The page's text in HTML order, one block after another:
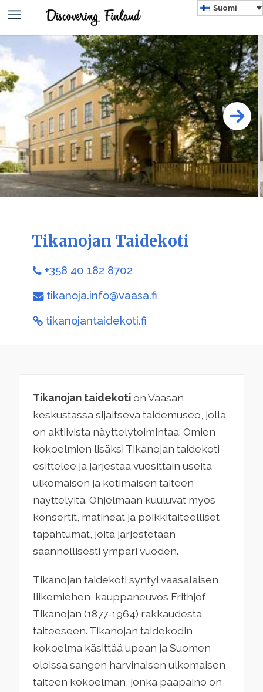
Suomi
Tikanojan Taidekoti
+358 40 182 8702
tikanoja.info@vaasa.fi
tikanojantaidekoti.fi
Tikanojan taidekotion Vaasan
keskustassa sijaitseva taidemuseo, jolla
on aktiivista näyttelytoimintaa. Omien
kokoelmien lisäksi Tikanojan taidekoti
esittelee ja järjestää vuosittain useita
ulkomaisen ja kotimaisen taiteen
näyttelyitä. Ohjelmaan kuuluvat myös
konsertit, matineat ja poikkitaiteelliset
tapahtumat, joita järjestetään
säännöllisesti ympäri vuoden.
Tikanojan taidekoti syntyi vaasalaisen
liikemiehen, kauppaneuvos Frithjof
Tikanojan (1877-1964) rakkaudesta
taiteeseen. Tikanojan taidekodin
kokoelma käsittää upean ja Suomen
oloissa sangen harvinaisen ulkomaisen
taiteen kokoelman, jonka pääpaino on